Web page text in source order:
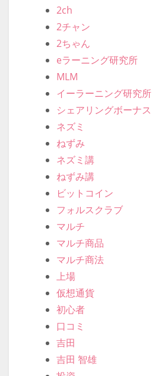
2ch
2チャン
2ちゃん
eラーニング研究所
MLM
イーラーニング研究所
シェアリングボーナス
ネズミ
ねずみ
ネズミ講
ねずみ講
ビットコイン
フォルスクラブ
マルチ
マルチ商品
マルチ商法
上場
仮想通貨
初心者
口コミ
吉田
吉田 智雄